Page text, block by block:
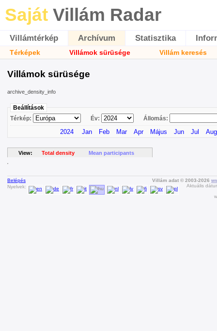
Saját Villám Radar
Villámtérkép Archívum Statisztika
Térképek Villámok sürüsége Villám keresés
Villámok sürüsége
archive_density_info
Beállítások
Térkép:
Év: Állomás:
2024 Jan Feb Mar Apr Május Jun Jul Aug
View: Total density Mean participants
Belépés
Nyelvek:
Villám adat © 2003-2026
Aktuális